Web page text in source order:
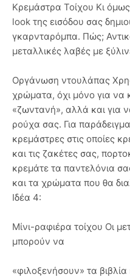
Κρεμάστρα Τοίχου Κι
look της εισόδου σας
γκαρνταρόμπα. Πώς;
μεταλλικές λαβές με
Οργάνωση ντουλάπας
χρώματα, όχι μόνο για να
«ζωντανή», αλλά και για
ρούχα σας. Για
κρεμάστρες στις οποίες
και τις ζακέτες σας,
κρεμάτε τα παντελόνια
και τα χρώματα που θα
Ιδέα 4:
Μίνι-ραφιέρα τοίχου Οι
μπορούν να
«φιλοξενήσουν» τα